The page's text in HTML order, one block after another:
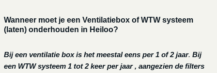
Wanneer moet je een Ventilatiebox of WTW systeem
(laten) onderhouden in Heiloo?
Bij een ventilatie box is het meestal eens per 1 of 2 jaar. Bij
een WTW systeem 1 tot 2 keer per jaar , aangezien de filters